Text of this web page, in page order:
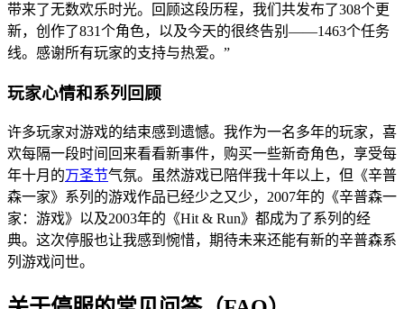
带来了无数欢乐时光。回顾这段历程，我们共发布了308个更
新，创作了831个角色，以及今天的很终告别——1463个任务
线。感谢所有玩家的支持与热爱。”
玩家心情和系列回顾
许多玩家对游戏的结束感到遗憾。我作为一名多年的玩家，喜
欢每隔一段时间回来看看新事件，购买一些新奇角色，享受每
年十月的万圣节气氛。虽然游戏已陪伴我十年以上，但《辛普
森一家》系列的游戏作品已经少之又少，2007年的《辛普森一
家：游戏》以及2003年的《Hit & Run》都成为了系列的经
典。这次停服也让我感到惋惜，期待未来还能有新的辛普森系
列游戏问世。